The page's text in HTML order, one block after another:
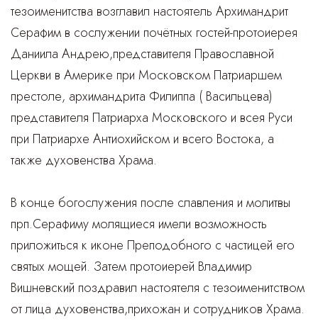
тезоименитства возглавил настоятель Архимандрит
Серафим в сослужении почётных гостей-протоиерея
Даниила Андрею,представителя Православной
Церкви в Америке при Московском Патриаршем
престоле, архимандрита Филиппа ( Васильцева)
представителя Патриарха Московского и всея Руси
при Патриархе Антиохийском и всего Востока, а
также духовенства Храма.
В конце богослужения после славления и молитвы
прп.Серафиму молящиеся имели возможность
приложиться к иконе Преподобного с частицей его
святых мощей. Затем протоиерей Владимир
Вишневский поздравил настоятеля с тезоименитством
от лица духовенства,прихожан и сотрудников Храма.